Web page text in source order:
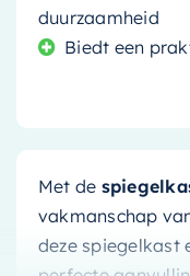
duurzaamheid
Biedt een
Met de
vakmanschap
deze spiegelkast